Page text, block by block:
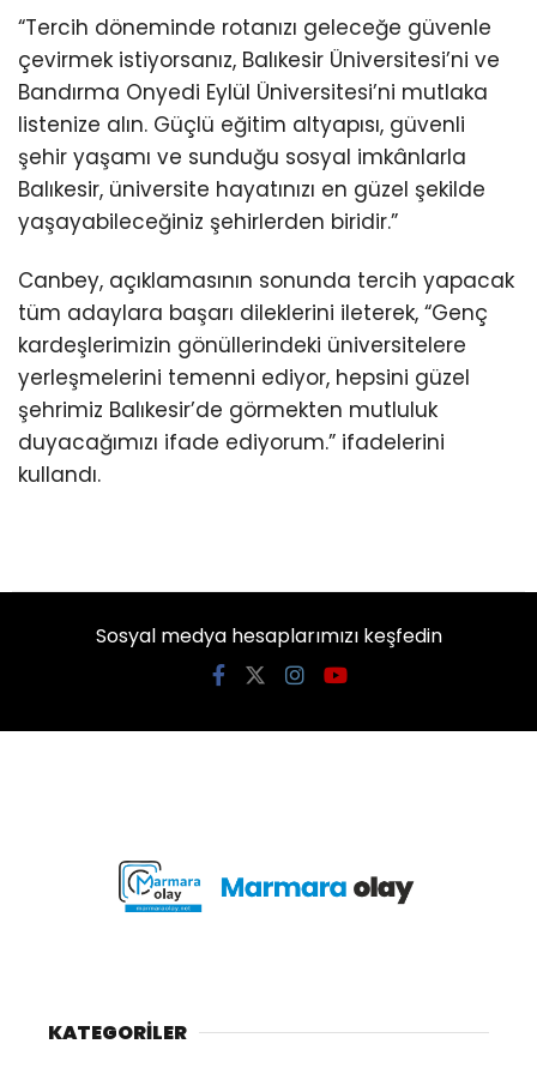
“Tercih döneminde rotanızı geleceğe güvenle
çevirmek istiyorsanız, Balıkesir Üniversitesi’ni ve
Bandırma Onyedi Eylül Üniversitesi’ni mutlaka
listenize alın. Güçlü eğitim altyapısı, güvenli
şehir yaşamı ve sunduğu sosyal imkânlarla
Balıkesir, üniversite hayatınızı en güzel şekilde
yaşayabileceğiniz şehirlerden biridir.”
Canbey, açıklamasının sonunda tercih yapacak
tüm adaylara başarı dileklerini ileterek, “Genç
kardeşlerimizin gönüllerindeki üniversitelere
yerleşmelerini temenni ediyor, hepsini güzel
şehrimiz Balıkesir’de görmekten mutluluk
duyacağımızı ifade ediyorum.” ifadelerini
kullandı.
Sosyal medya hesaplarımızı keşfedin
KATEGORİLER